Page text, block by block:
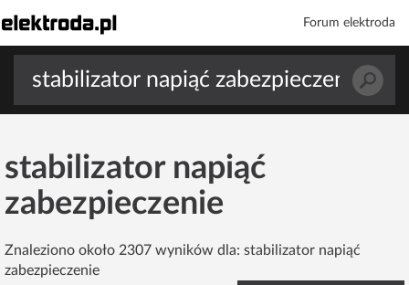
Forum elektroda
stabilizator napiąć
zabezpieczenie
Znaleziono około 2307 wyników dla: stabilizator napiąć
zabezpieczenie